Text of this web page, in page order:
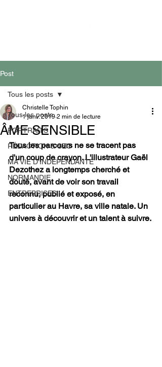
Post
Tous les posts
PORTRAITS
RÉDACTION & SEO
MA VIE D'INDEPENDANTE
NORMANDIE
ENTREPRISES
Tous les posts
ÂME SENSIBLE
Christelle Tophin
1 janv. 2019 2 min de lecture
Tous les parcours ne se tracent pas
d'un coup de crayon. L'illustrateur Gaël
Dezothez a longtemps cherché et
douté, avant de voir son travail
reconnu, publié et exposé, en
particulier au Havre, sa ville natale. Un
univers à découvrir et un talent à suivre.